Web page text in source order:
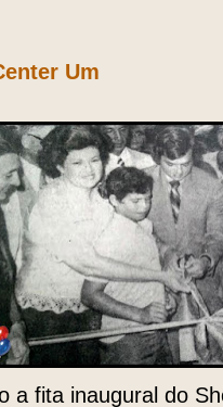
Um
a fita inaugural do